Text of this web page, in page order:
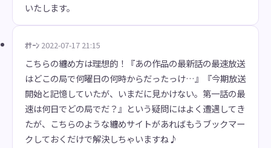
いたします。
ｵｻｰﾝ 2022-07-17 21:15
こちらの纏め方は理想的！『あの作品の最新話の最速放送
はどこの局で何曜日の何時からだったっけ…』『今期放送
開始と記憶していたが、いまだに見かけない。第一話の最
速は何日でどの局でだ？』という疑問にはよく遭遇してき
たが、こちらのような纏めサイトがあればもうブックマー
クしておくだけで解決しちゃいますね♪